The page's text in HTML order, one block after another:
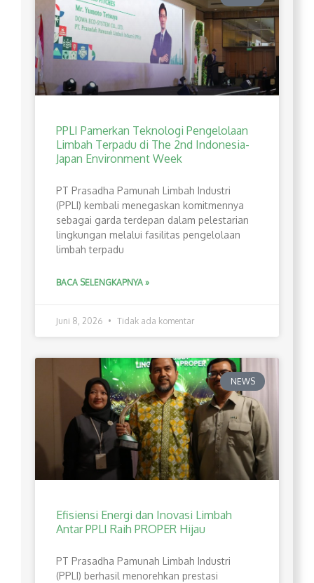
PPLI Pamerkan Teknologi Pengelolaan
Limbah Terpadu di The 2nd Indonesia-
Japan Environment Week
PT Prasadha Pamunah Limbah Industri
(PPLI) kembali menegaskan komitmennya
sebagai garda terdepan dalam pelestarian
lingkungan melalui fasilitas pengelolaan
limbah terpadu
BACA SELENGKAPNYA »
Juni 8, 2026 Tidak ada komentar
NEWS
Efisiensi Energi dan Inovasi Limbah
Antar PPLI Raih PROPER Hijau
PT Prasadha Pamunah Limbah Industri
(PPLI) berhasil menorehkan prestasi